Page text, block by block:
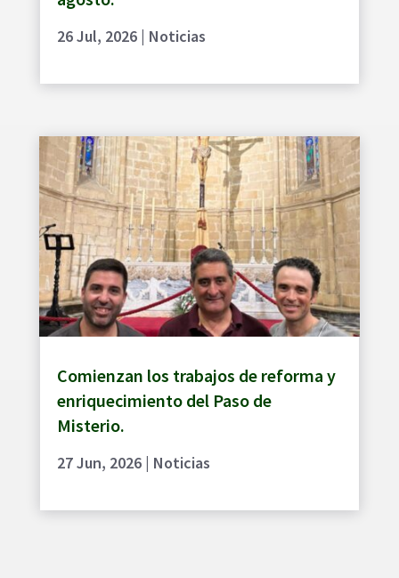
26 Jul, 2026| Noticias
Comienzan los trabajos de reforma y
enriquecimiento del Paso de
Misterio.
27 Jun, 2026| Noticias